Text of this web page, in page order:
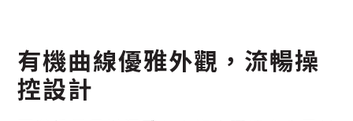
有機曲線優雅外觀，流暢操
控設計